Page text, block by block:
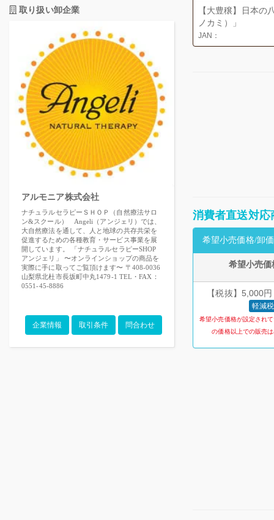
取り扱い卸企業
アルモニア株式会社
ナチュラルセラピーＳＨＯＰ（自然療法サロ
ン&スクール） Angeli（アンジェリ）では、
大自然療法を通して、人と地球の共存共栄を
促進するための各種教育・サービス事業を展
開しています。 「ナチュラルセラピーSHOP
アンジェリ」 〜オンラインショップの商品を
実際に手に取ってご覧頂けます〜 〒408-0036
山梨県北杜市長坂町中丸1479-1 TEL・FAX：
0551-45-8886
企業情報 取引条件 問合わせ
【大豊穣】日本
ノカミ）」
JAN：
消費者直送対応
希望小売価格/卸
希望小売価
【税抜】5,000
軽減
希望小売価格が設定され
の価格以上での販売